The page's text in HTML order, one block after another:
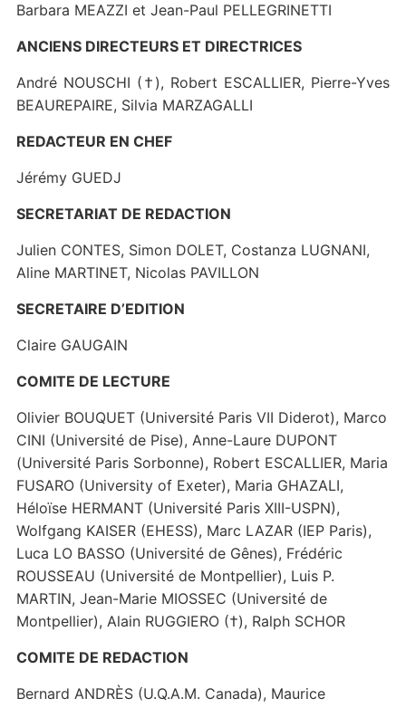
Barbara MEAZZI et Jean-Paul PELLEGRINETTI
ANCIENS DIRECTEURS ET DIRECTRICES
André NOUSCHI (†), Robert ESCALLIER, Pierre-Yves
BEAUREPAIRE, Silvia MARZAGALLI
REDACTEUR EN CHEF
Jérémy GUEDJ
SECRETARIAT DE REDACTION
Julien CONTES, Simon DOLET, Costanza LUGNANI,
Aline MARTINET, Nicolas PAVILLON
SECRETAIRE D’EDITION
Claire GAUGAIN
COMITE DE LECTURE
Olivier BOUQUET (Université Paris VII Diderot), Marco
CINI (Université de Pise), Anne-Laure DUPONT
(Université Paris Sorbonne), Robert ESCALLIER, Maria
FUSARO (University of Exeter), Maria GHAZALI,
Héloïse HERMANT (Université Paris XIII-USPN),
Wolfgang KAISER (EHESS), Marc LAZAR (IEP Paris),
Luca LO BASSO (Université de Gênes), Frédéric
ROUSSEAU (Université de Montpellier), Luis P.
MARTIN, Jean-Marie MIOSSEC (Université de
Montpellier), Alain RUGGIERO (†), Ralph SCHOR
COMITE DE REDACTION
Bernard ANDRÈS (U.Q.A.M. Canada), Maurice